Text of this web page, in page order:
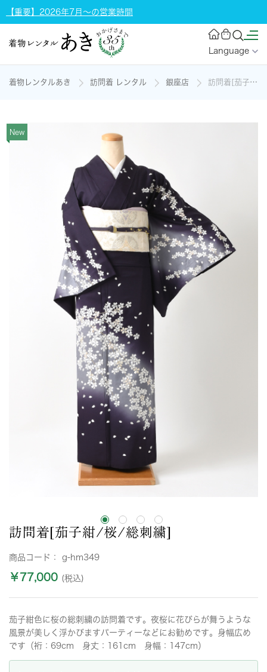
【重要】2026年7月～の営業時間
Language
着物レンタルあき 訪問着 レンタル 銀座店 訪問着[茄子紺/桜/総刺繍]の着物レンタル
New
訪問着[茄子紺/桜/総刺繍]
商品コード： g-hm349
￥77,000 (税込)
茄子紺色に桜の総刺繍の訪問着です。夜桜に花びらが舞うような
風景が美しく浮かびますパーティーなどにお勧めです。身幅広め
です（裄：69cm 身丈：161cm 身幅：147cm）